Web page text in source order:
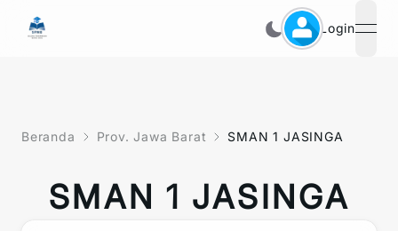
Login
Beranda Prov. Jawa Barat SMAN 1 JASINGA
SMAN 1 JASINGA